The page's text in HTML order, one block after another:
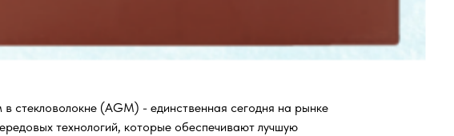
(AGM) - единственная сегодня на рынке
технологий, которые обеспечивают лучшую